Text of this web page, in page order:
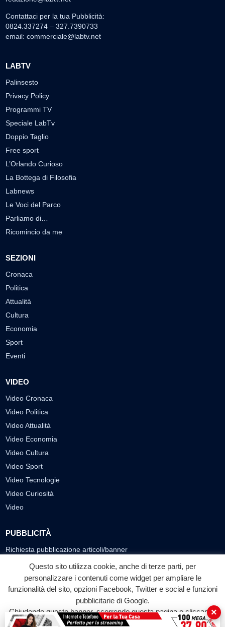
Contattaci per la tua Pubblicità:
0824.337274 – 327.7390733
email: commerciale@labtv.net
LABTV
Palinsesto
Privacy Policy
Programmi TV
Speciale LabTv
Doppio Taglio
Free sport
L’Orlando Curioso
La Bottega di Filosofia
Labnews
Le Voci del Parco
Parliamo di…
Ricomincio da me
SEZIONI
Cronaca
Politica
Attualità
Cultura
Economia
Sport
Eventi
VIDEO
Video Cronaca
Video Politica
Video Attualità
Video Economia
Video Cultura
Video Sport
Video Tecnologie
Video Curiosità
Video
PUBBLICITÀ
Richiesta pubblicazione articoli/banner
SEGUICI SUI SOCIAL
f
Facebook
◎ ▶
YouTube
Questo sito utilizza cookie, anche di terze parti, per
personalizzare i contenuti come widget per ampliare le
funzionalità del sito, opzioni Facebook, Twitter e social e funzioni
pubblicitarie di Google.
Chiudendo questo banner, scorrendo questa pagina o cliccando
su qualunque suo elemento acconsenti all'uso dei cookie.
×